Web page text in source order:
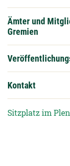
Ämter und
Gremien
Kontakt
Sitzplatz im